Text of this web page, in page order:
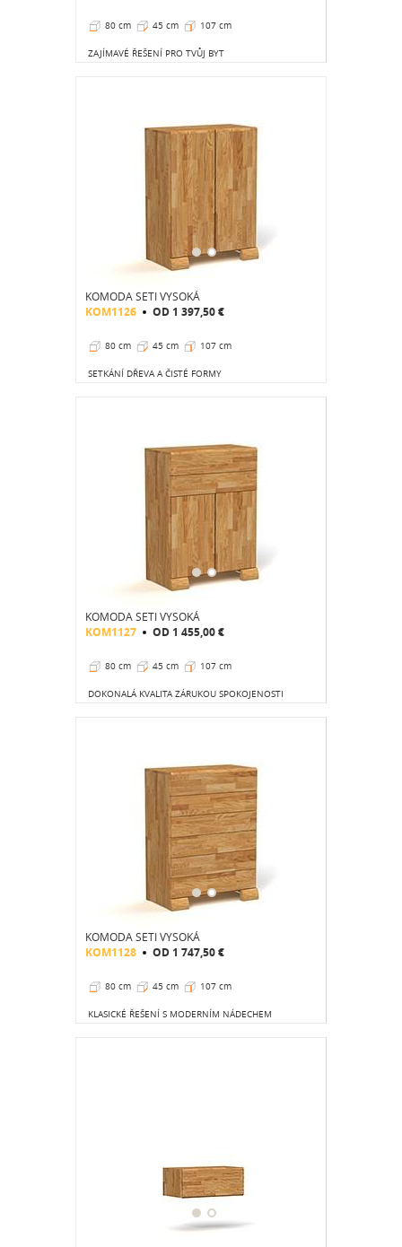
80 cm 45 cm 107 cm
ZAJÍMAVÉ ŘEŠENÍ PRO TVŮJ BYT
KOMODA SETI VYSOKÁ
KOM1126 OD 1 397,50 €
80 cm 45 cm 107 cm
SETKÁNÍ DŘEVA A ČISTÉ FORMY
KOMODA SETI VYSOKÁ
KOM1127 OD 1 455,00 €
80 cm 45 cm 107 cm
DOKONALÁ KVALITA ZÁRUKOU SPOKOJENOSTI
KOMODA SETI VYSOKÁ
KOM1128 OD 1 747,50 €
80 cm 45 cm 107 cm
KLASICKÉ ŘEŠENÍ S MODERNÍM NÁDECHEM